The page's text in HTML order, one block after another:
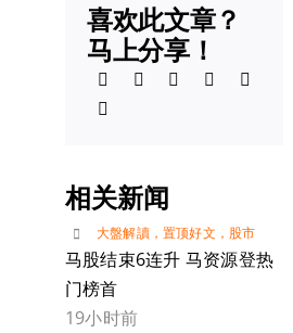
喜欢此文章？
马上分享！
相关新闻
大盤解讀， 置顶好文 ，股市
马股结束6连升 马资源登热
门榜首
19小时前